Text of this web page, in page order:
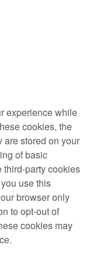
experience while
cookies, the
are stored on your
of basic
third-party cookies
use this
browser only
to opt-out of
cookies may